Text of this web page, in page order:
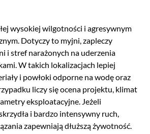
wysokiej wilgotności i agresywnym
Dotyczy to myjni, zapleczy
i stref narażonych na uderzenia
W takich lokalizacjach lepiej
i powłoki odporne na wodę oraz
liczy się ocena projektu, klimat
eksploatacyjne. Jeżeli
i bardzo intensywny ruch,
zapewniają dłuższą żywotność.